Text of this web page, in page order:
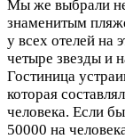
Мы же выбрали
знаменитым
у всех отелей на
четыре звезды и
Гостиница
которая
человека. Если
50000 на